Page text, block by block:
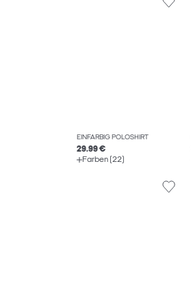
EINFARBIG POLOSHIRT
29.99 €
Farben (22)